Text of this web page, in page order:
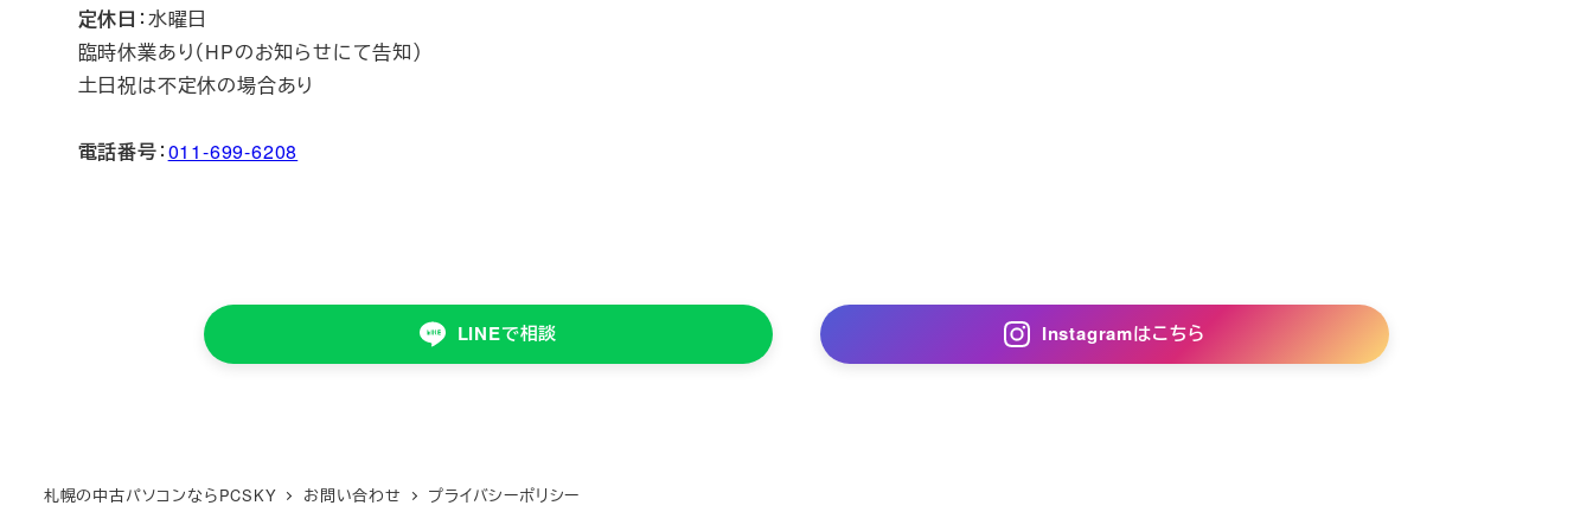
定休日 ：水曜日
臨時休業あり（HPのお知らせにて告知）
土日祝は不定休の場合あり
電話番号：011-699-6208
LINEで相談 Instagramはこちら
札幌の中古パソコンならPCSKY お問い合わせ プライバシーポリシー